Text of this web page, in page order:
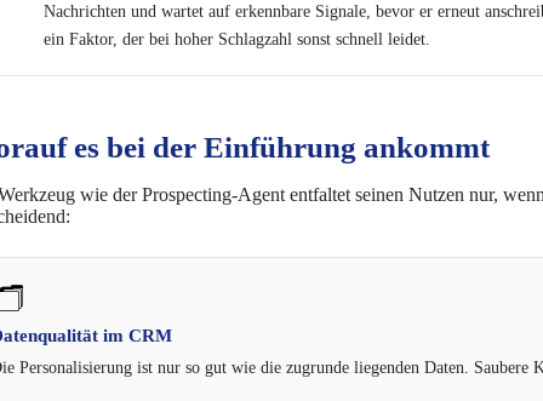
Nach­rich­ten und war­tet auf erkenn­ba­re Signa­le, bevor er erneut
ein Fak­tor, der bei hoher Schlag­zahl sonst schnell leidet.
es bei der Einführung ankommt
wie der Pro­s­pec­ting-Agent ent­fal­tet sei­nen Nut­zen nur,
im CRM
Per­so­na­li­sie­rung ist nur so gut wie die zugrun­de lie­gen­den Daten. Sau­be­re